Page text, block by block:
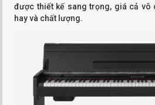
được thiết kế sang trọng, giá cả vô
hay và chất lượng.